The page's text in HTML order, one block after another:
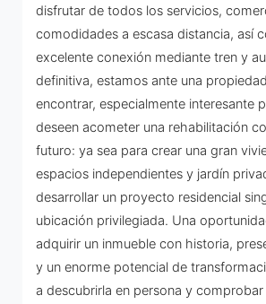
disfrutar de todos los servicios,
comodidades a escasa distancia, así
excelente conexión mediante tren y
definitiva, estamos ante una
encontrar, especialmente interesante
deseen acometer una rehabilitación
futuro: ya sea para crear una gran
espacios independientes y jardín
desarrollar un proyecto residencial
ubicación privilegiada. Una
adquirir un inmueble con historia,
y un enorme potencial de
a descubrirla en persona y